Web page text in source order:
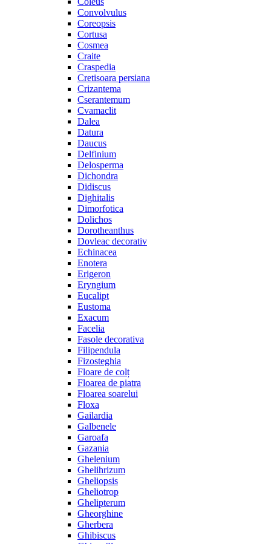
Convolvulus
Coreopsis
Cortusa
Cosmea
Craite
Craspedia
Cretisoara persiana
Crizantema
Cserantemum
Cvamaclit
Dalea
Datura
Daucus
Delfinium
Delosperma
Dichondra
Didiscus
Dighitalis
Dimorfotica
Dolichos
Dorotheanthus
Dovleac decorativ
Echinacea
Enotera
Erigeron
Eryngium
Eucalipt
Eustoma
Exacum
Facelia
Fasole decorativa
Filipendula
Fizosteghia
Floare de colț
Floarea de piatra
Floarea soarelui
Floxa
Gailardia
Galbenele
Garoafa
Gazania
Ghelenium
Ghelihrizum
Gheliopsis
Gheliotrop
Ghelipterum
Gheorghine
Gherbera
Ghibiscus